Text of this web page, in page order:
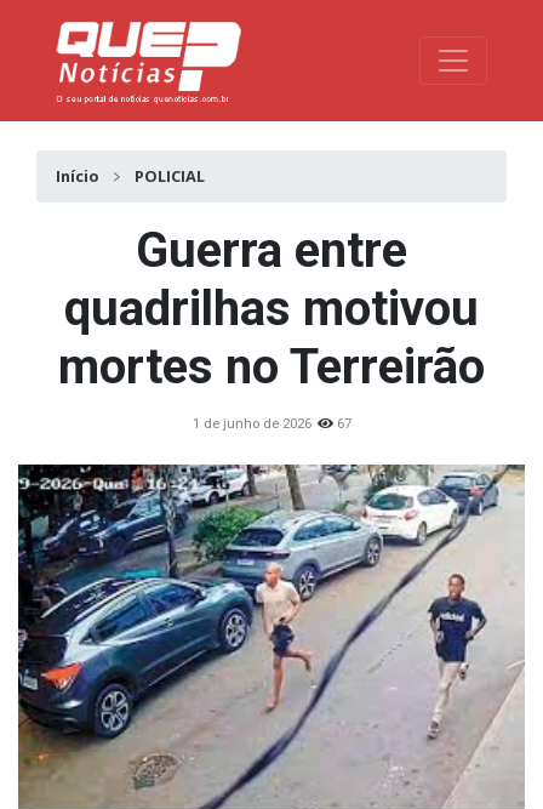
Toggle
Início POLICIAL
Guerra entre
quadrilhas motivou
mortes no Terreirão
1 de junho de 2026 67